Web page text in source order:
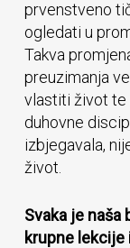
prvenstveno
ogledati u
Takva
preuzimanja
vlastiti život te
duhovne
izbjegavala,
život.
Svaka je
krupne